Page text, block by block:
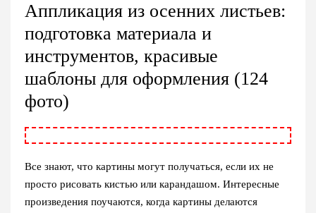
Аппликация из осенних листьев:
подготовка материала и
инструментов, красивые
шаблоны для оформления (124
фото)
Все знают, что картины могут получаться, если их не
просто рисовать кистью или карандашом. Интересные
произведения поучаются, когда картины делаются